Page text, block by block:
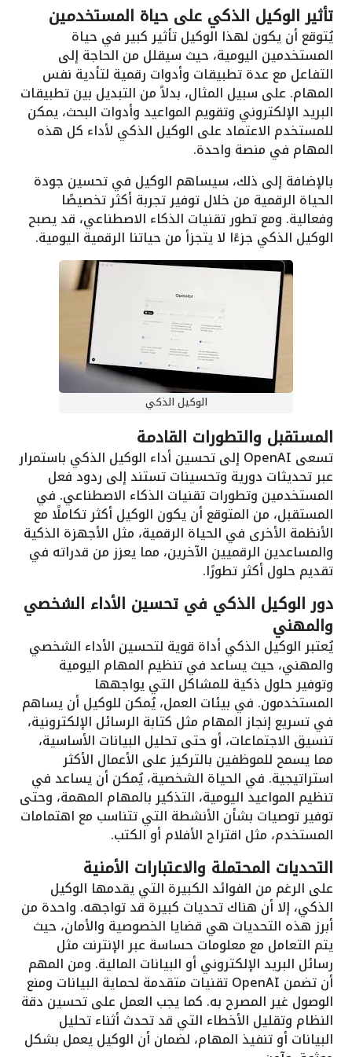
تأثير الوكيل الذكي على حياة المستخدمين
يُتوقع أن يكون لهذا الوكيل تأثير كبير في حياة
المستخدمين اليومية، حيث سيقلل من الحاجة إلى
التفاعل مع عدة تطبيقات وأدوات رقمية لتأدية نفس
المهام. على سبيل المثال، بدلاً من التبديل بين تطبيقات
البريد الإلكتروني وتقويم المواعيد وأدوات البحث، يمكن
للمستخدم الاعتماد على الوكيل الذكي لأداء كل هذه
المهام في منصة واحدة.
بالإضافة إلى ذلك، سيساهم الوكيل في تحسين جودة
الحياة الرقمية من خلال توفير تجربة أكثر تخصيصًا
وفعالية. ومع تطور تقنيات الذكاء الاصطناعي، قد يصبح
الوكيل الذكي جزءًا لا يتجزأ من حياتنا الرقمية اليومية.
الوكيل الذكي
المستقبل والتطورات القادمة
تسعى OpenAI إلى تحسين أداء الوكيل الذكي باستمرار
عبر تحديثات دورية وتحسينات تستند إلى ردود فعل
المستخدمين وتطورات تقنيات الذكاء الاصطناعي. في
المستقبل، من المتوقع أن يكون الوكيل أكثر تكاملًا مع
الأنظمة الأخرى في الحياة الرقمية، مثل الأجهزة الذكية
والمساعدين الرقميين الآخرين، مما يعزز من قدراته في
تقديم حلول أكثر تطورًا.
دور الوكيل الذكي في تحسين الأداء الشخصي
والمهني
يُعتبر الوكيل الذكي أداة قوية لتحسين الأداء الشخصي
والمهني، حيث يساعد في تنظيم المهام اليومية
وتوفير حلول ذكية للمشاكل التي يواجهها
المستخدمون. في بيئات العمل، يُمكن للوكيل أن يساهم
في تسريع إنجاز المهام مثل كتابة الرسائل الإلكترونية،
تنسيق الاجتماعات، أو حتى تحليل البيانات الأساسية،
مما يسمح للموظفين بالتركيز على الأعمال الأكثر
استراتيجية. في الحياة الشخصية، يُمكن أن يساعد في
تنظيم المواعيد اليومية، التذكير بالمهام المهمة، وحتى
توفير توصيات بشأن الأنشطة التي تتناسب مع اهتمامات
المستخدم، مثل اقتراح الأفلام أو الكتب.
التحديات المحتملة والاعتبارات الأمنية
على الرغم من الفوائد الكبيرة التي يقدمها الوكيل
الذكي، إلا أن هناك تحديات كبيرة قد تواجهه. واحدة من
أبرز هذه التحديات هي قضايا الخصوصية والأمان، حيث
يتم التعامل مع معلومات حساسة عبر الإنترنت مثل
رسائل البريد الإلكتروني أو البيانات المالية. ومن المهم
أن تضمن OpenAI تقنيات متقدمة لحماية البيانات ومنع
الوصول غير المصرح به. كما يجب العمل على تحسين دقة
النظام وتقليل الأخطاء التي قد تحدث أثناء تحليل
البيانات أو تنفيذ المهام، لضمان أن الوكيل يعمل بشكل